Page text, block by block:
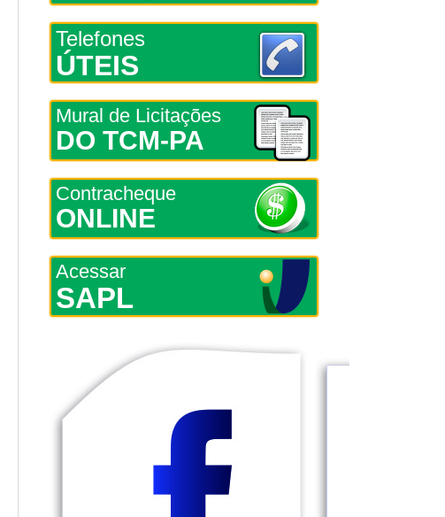
Telefones
ÚTEIS
Mural de Licitações
DO TCM-PA
Contracheque
ONLINE
Acessar
SAPL